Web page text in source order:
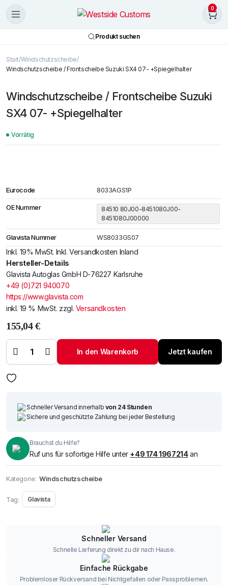
0
Produkt suchen
Start Windschutzscheibe
Windschutzscheibe / Frontscheibe Suzuki SX4 07- +Spiegelhalter
Windschutzscheibe / Frontscheibe Suzuki
SX4 07- +Spiegelhalter
Vorrätig
Eurocode 8033AGS1P
OE Nummer
84510 80J00-8451080J00-
8451080J00000
Glavista Nummer WS8033GS07
Inkl. 19% MwSt. Inkl. Versandkosten Inland
Hersteller-Details
Glavista Autoglas GmbH D-76227 Karlsruhe
+49 (0)721 940070
https://www.glavista.com
inkl. 19 % MwSt. zzgl. Versandkosten
155,04€
/ Frontscheibe
Suzuki SX4 07-
Menge
In den Warenkorb Jetzt kaufen
Schneller Versand innerhalb von 24 Stunden
Sichere und geschützte Zahlung bei jeder Bestellung
Brauchst du Hilfe?
Ruf uns für sofortige Hilfe unter +49 174 1967214an
Kategorie: Windschutzscheibe
Tag: Glavista
Schneller Versand
Schnelle Lieferung direkt zu dir nach Hause.
Einfache Rückgabe
Problemloser Rückversand bei Nichtgefallen oder Passproblemen.